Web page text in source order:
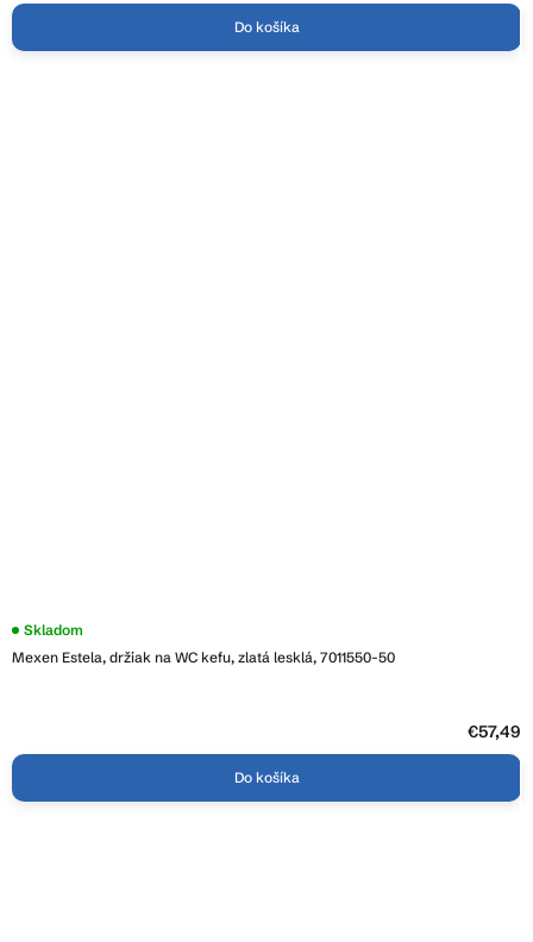
Do košíka
Mexen Estela, držiak na WC kefu, zlatá lesklá, 7011550-50
Skladom
€57,49
Do košíka